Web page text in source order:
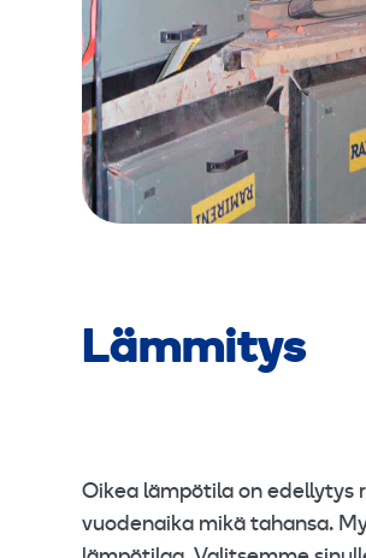
Lämmitys
Oikea lämpötila on edellytys
vuodenaika mikä tahansa.